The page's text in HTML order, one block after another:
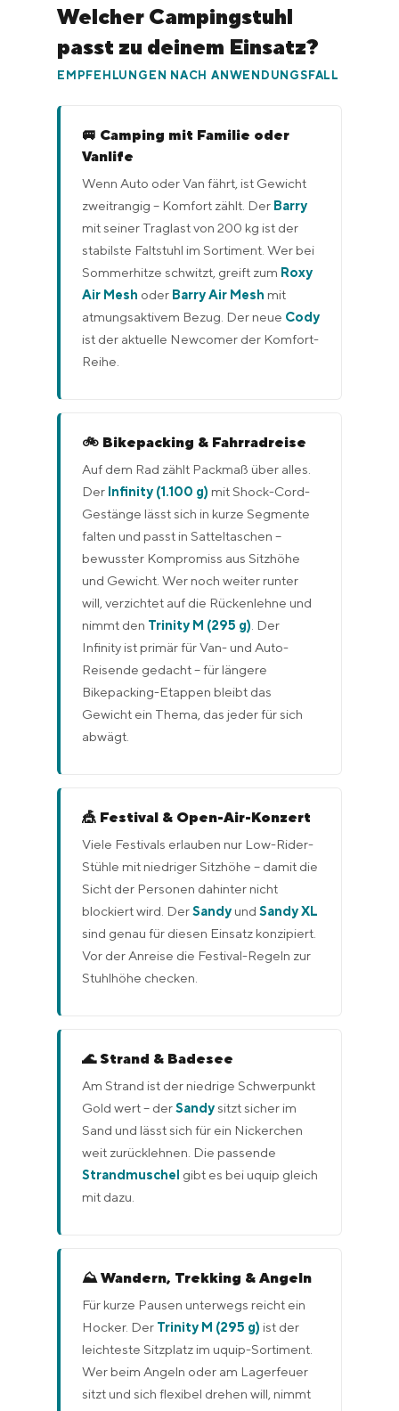
Welcher Campingstuhl
passt zu deinem Einsatz?
EMPFEHLUNGEN NACH ANWENDUNGSFALL
🚐 Camping mit Familie oder
Vanlife
Wenn Auto oder Van fährt, ist Gewicht
zweitrangig – Komfort zählt. Der Barry
mit seiner Traglast von 200 kg ist der
stabilste Faltstuhl im Sortiment. Wer bei
Sommerhitze schwitzt, greift zum Roxy
Air Mesh oder Barry Air Mesh mit
atmungsaktivem Bezug. Der neue Cody
ist der aktuelle Newcomer der Komfort-
Reihe.
🚲 Bikepacking & Fahrradreise
Auf dem Rad zählt Packmaß über alles.
Der Infinity (1.100 g) mit Shock-Cord-
Gestänge lässt sich in kurze Segmente
falten und passt in Satteltaschen –
bewusster Kompromiss aus Sitzhöhe
und Gewicht. Wer noch weiter runter
will, verzichtet auf die Rückenlehne und
nimmt den Trinity M (295 g) . Der
Infinity ist primär für Van- und Auto-
Reisende gedacht – für längere
Bikepacking-Etappen bleibt das
Gewicht ein Thema, das jeder für sich
abwägt.
🎪 Festival & Open-Air-Konzert
Viele Festivals erlauben nur Low-Rider-
Stühle mit niedriger Sitzhöhe – damit die
Sicht der Personen dahinter nicht
blockiert wird. DerSandy und Sandy XL
sind genau für diesen Einsatz konzipiert.
Vor der Anreise die Festival-Regeln zur
Stuhlhöhe checken.
🌊 Strand & Badesee
Am Strand ist der niedrige Schwerpunkt
Gold wert – derSandysitzt sicher im
Sand und lässt sich für ein Nickerchen
weit zurücklehnen. Die passende
Strandmuschel gibt es bei uquip gleich
mit dazu.
⛰️ Wandern, Trekking & Angeln
Für kurze Pausen unterwegs reicht ein
Hocker. Der Trinity M (295 g) ist der
leichteste Sitzplatz im uquip-Sortiment.
Wer beim Angeln oder am Lagerfeuer
sitzt und sich flexibel drehen will, nimmt